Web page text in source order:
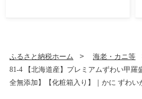
ふるさと納税ホーム 海老・カニ等
81-4 【北海道産】プレミアムずわい甲
全無添加】【化粧箱入り】｜かに ずわい